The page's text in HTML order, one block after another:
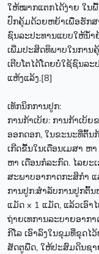
ໃຫ້ໝາກແຕກໄດ້ງ່າຍ ໃນ
ປົກຄຸ້ມດ້ວຍຫຍ້າເພື່ອຮັກ
ຊົນລະປະທານແບບໃຫ້ນ້
ເພີ່ມປະສິດທິພາບໃນການ
ເຕີບໂຕໄດ້ໂດຍບໍ່ໃຊ້ຊົນລ
ແຫ້ງແລ້ງ.[8]
ເທັກນິກການປູກ:
ການກ້າເບ້ຍ: ການກ້າເບ້
ອອກດອກ, ໃນຂະນະທີ່ຕົ້ນ
ເກີດຂື້ນໃນເດືອນເມສາ ຫ
ຫາ ເດືອນກໍລະກົດ. ໄລຍະ
ສະພາບອາກາດກະສິກໍາ
ການປູກ:ສຳລັບການປູກຕົ້
ແມັດ x 1 ແມັດ, ແລ້ວເອົາ
ຖ່າຍເທການລະບາຍອາກ
ກິໂລ ເອົາລົງໃນຂຸມທີ່ຂຸດ
ສັດຕູພືດ, ໃຫ້ປະສົມດິນຊາ